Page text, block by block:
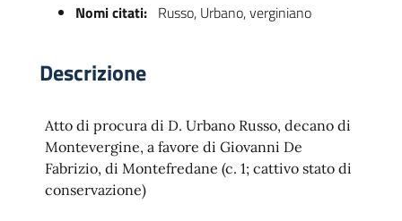
Nomi citati: Russo, Urbano, verginiano
Descrizione
Atto di procura di D. Urbano Russo, decano di
Montevergine, a favore di Giovanni De
Fabrizio, di Montefredane (c. 1; cattivo stato di
conservazione)